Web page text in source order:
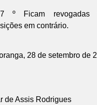
º Ficam revogadas
em contrário.
28 de setembro de
de Assis Rodrigues